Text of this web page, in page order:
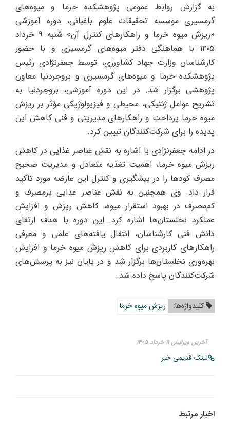
به گزارش روابط عمومی پژوهشکده خرما و میوه‌های
گرمسیری موسسه تحقیقات علوم باغبانی، دوره آموزشی
«ریزش میوه خرما و راهکارهای کنترل آن» شنبه ۹ خرداد
۱۴۰۵ با هماهنگی دفتر میوه‌های گرمسیری و با حضور
کارشناسان وزارت جهاد کشاورزی، توسط جعفرنژادی رئیس
پژوهشکده خرما و میوه‌های گرمسیری و بروجردنیا معاون
پژوهشی برگزار شد. در این دوره آموزشی، بروجردنیا به
تشریح عوامل ژنتیکی، محیطی و فیزیولوژیکی مؤثر بر ریزش
میوه خرما پرداخت و راهکارهای مدیریتی و فنی کاهش این
پدیده را برای شرکت‌کنندگان تبیین کرد.
در ادامه جعفرنژادی با اشاره به نقش عناصر غذایی در کاهش
ریزش میوه خرما، اهمیت تغذیه متعادل و مدیریت صحیح
مصرف کودها را در پیشگیری و کنترل این عارضه مورد تأکید
قرار داد. وی همچنین به نقش عناصر غذایی پرمصرف و
کم‌مصرف در بهبود استقرار میوه، کاهش ریزش و افزایش
عملکرد نخلستان‌ها اشاره کرد. این دوره با هدف ارتقای
دانش فنی کارشناسان، انتقال یافته‌های علمی و معرفی
راهکارهای کاربردی برای کاهش ریزش میوه خرما و افزایش
بهره‌وری نخلستان‌ها برگزار شد و در پایان نیز به پرسش‌های
شرکت‌کنندگان پاسخ داده شد.
کلیدواژه‌ها: ریزش میوه خرما
آخرین ویرایش ۱۱ خرداد ۱۴۰۵
لینک قدیمی خبر
اخبار مرتبط